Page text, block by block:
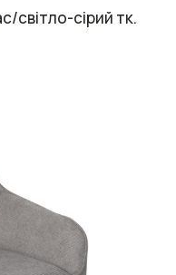
світло-сірий тк.